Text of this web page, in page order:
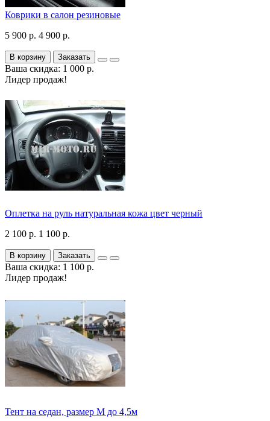
Коврики в салон резиновые
5 900 р. 4 900 р.
В корзину Заказать
Ваша скидка: 1 000 р.
Лидер продаж!
Оплетка на руль натуральная кожа цвет черный
2 100 р. 1 100 р.
В корзину Заказать
Ваша скидка: 1 100 р.
Лидер продаж!
Тент на седан, размер М до 4,5м